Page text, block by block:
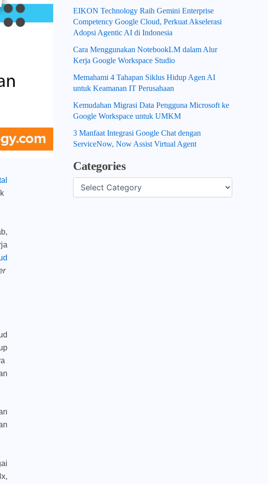
EIKON Technology Raih Gemini Enterprise
Competency Google Cloud, Perkuat Akselerasi
Adopsi Agentic AI di Indonesia
Cara Menggunakan NotebookLM dalam Alur
Kerja Google Workspace Studio
Memahami 4 Tahapan Siklus Hidup Agen AI
untuk Keamanan IT Perusahaan
Kemudahan Migrasi Data Pengguna Microsoft ke
Google Workspace untuk UMKM
3 Manfaat Integrasi Google Chat dengan
ServiceNow, Now Assist Virtual Agent
Categories